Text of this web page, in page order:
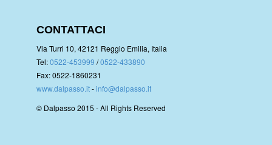
CONTATTACI
Via Turri 10, 42121 Reggio Emilia, Italia
Tel:0522-453999 /0522-433890
Fax: 0522-1860231
www.dalpasso.it-info@dalpasso.it
© Dalpasso 2015 - All Rights Reserved